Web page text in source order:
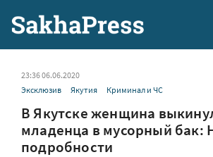
23:36 06.06.2020
Эксклюзив
Якутия Криминал и ЧС
В Якутске женщина
младенца в мусорный бак:
подробности